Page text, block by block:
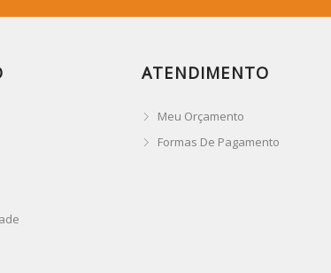
ATENDIMENTO
Meu Orçamento
Formas De Pagamento